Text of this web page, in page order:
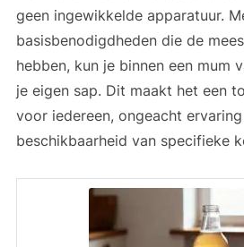
geen ingewikkelde apparatuur.
basisbenodigdheden die de
hebben, kun je binnen een mum
je eigen sap. Dit maakt het een
voor iedereen, ongeacht
beschikbaarheid van specifieke